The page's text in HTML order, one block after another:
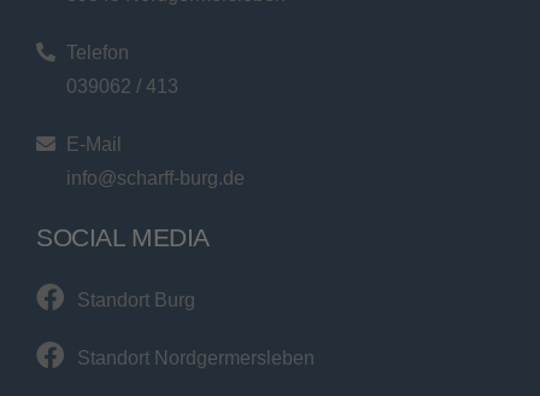
Telefon
039062 / 413
E-Mail
info@scharff-burg.de
SOCIAL MEDIA
Standort Burg
Standort Nordgermersleben